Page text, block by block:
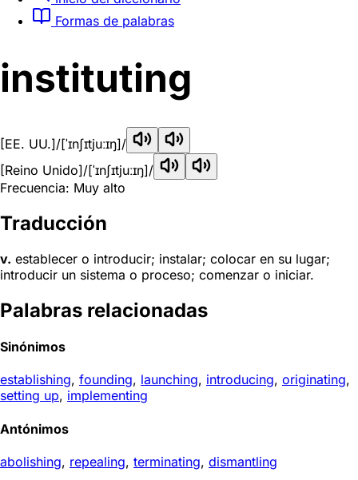
Formas de palabras
instituting
[EE. UU.]/[ˈɪnʃɪtjuːɪŋ]/
[Reino Unido]/[ˈɪnʃɪtjuːɪŋ]/
Frecuencia: Muy alto
Traducción
v. establecer o introducir; instalar; colocar en su lugar;
introducir un sistema o proceso; comenzar o iniciar.
Palabras relacionadas
Sinónimos
establishing, founding, launching, introducing, originating,
setting up, implementing
Antónimos
abolishing, repealing, terminating, dismantling